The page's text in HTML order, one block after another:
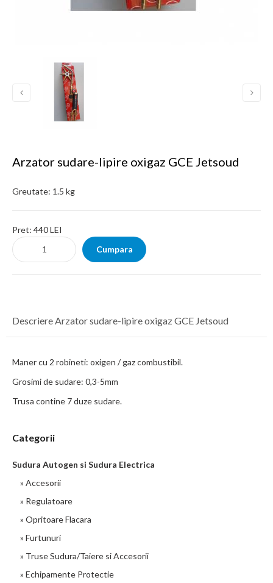
Arzator sudare-lipire oxigaz GCE Jetsoud
Greutate: 1.5 kg
Pret: 440 LEI
Descriere Arzator sudare-lipire oxigaz GCE Jetsoud
Maner cu 2 robineti: oxigen / gaz combustibil.
Grosimi de sudare: 0,3-5mm
Trusa contine 7 duze sudare.
Categorii
Sudura Autogen si Sudura Electrica
» Accesorii
» Regulatoare
» Opritoare Flacara
» Furtunuri
» Truse Sudura/Taiere si Accesorii
» Echipamente Protectie